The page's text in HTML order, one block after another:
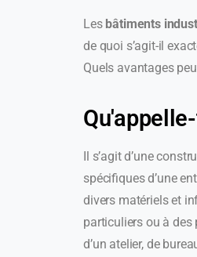
Les bâtiments
de quoi s’agit-il
Quels avantages
Il s’agit d’une
spécifiques d’une
divers matériels et
particuliers ou à des
d’un atelier, de